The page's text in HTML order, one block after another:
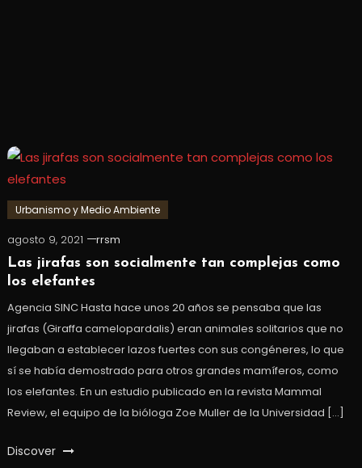
Urbanismo y Medio Ambiente
agosto 9, 2021
rrsm
Las jirafas son socialmente tan complejas como
los elefantes
Agencia SINC Hasta hace unos 20 años se pensaba que las
jirafas (Giraffa camelopardalis) eran animales solitarios que no
llegaban a establecer lazos fuertes con sus congéneres, lo que
sí se había demostrado para otros grandes mamíferos, como
los elefantes. En un estudio publicado en la revista Mammal
Review, el equipo de la bióloga Zoe Muller de la Universidad […]
Discover